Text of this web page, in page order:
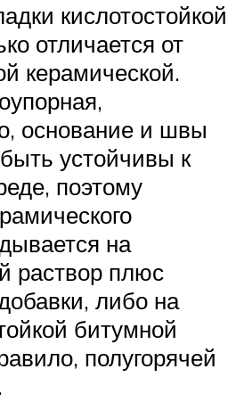
кислотостойкой
отличается от
керамической.
основание и швы
устойчивы к
поэтому
на
раствор плюс
либо на
битумной
полугорячей